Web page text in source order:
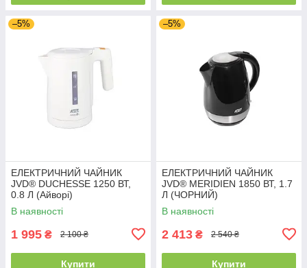
–5%
ЕЛЕКТРИЧНИЙ ЧАЙНИК
JVD® DUCHESSE 1250 ВТ,
0.8 Л (Айворі)
В наявності
1 995 ₴ 2 100 ₴
Купити
–5%
ЕЛЕКТРИЧНИЙ ЧАЙНИК
JVD® MERIDIEN 1850 ВТ, 1.7
Л (ЧОРНИЙ)
В наявності
2 413 ₴ 2 540 ₴
Купити